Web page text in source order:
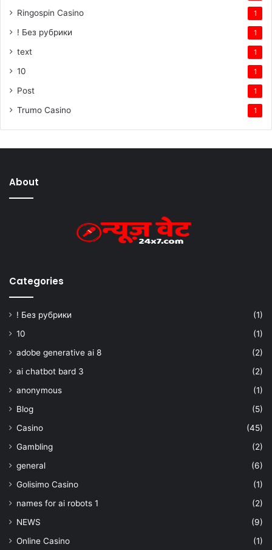
Ringospin Casino 1
! Без рубрики 1
text 1
10 1
Post 1
Trumo Casino 1
About
Categories
! Без рубрики
(1)
10
(1)
adobe generative ai 8
(2)
ai chatbot bard 3
(2)
anonymous
(1)
Blog
(5)
Casino
(45)
Gambling
(2)
general
(6)
Golisimo Casino
(1)
names for ai robots 1
(2)
NEWS
(9)
Online Casino
(1)